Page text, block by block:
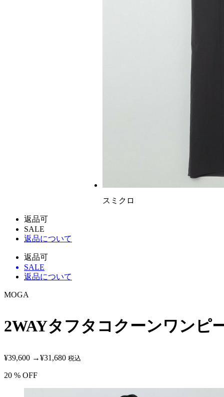
スミクロ
返品可
SALE
返品について
返品可
SALE
返品について
MOGA
2WAYタフタコクーンワンピ
¥39,600 →¥31,680 税込
20 % OFF